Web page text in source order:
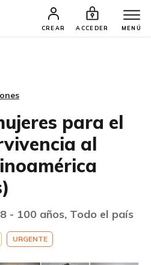
CREAR ACCEDER MENÚ
TALENTOS
para el
al
- 100 años, Todo el país
URGENTE